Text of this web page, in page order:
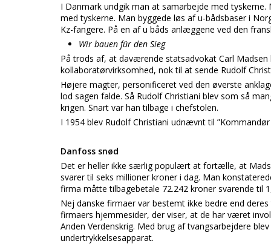
I Danmark undgik man at samarbejde med
med tyskerne. Man byggede løs af u-bådsbaser i
Kz-fangere. På en af u båds anlæggene ved den
Wir bauen für den Sieg
På trods af, at daværende statsadvokat Carl
kollaboratørvirksomhed, nok til at sende Rudolf
Højere magter, personificeret ved den øverste
lod sagen falde. Så Rudolf Christiani blev som så
krigen. Snart var han tilbage i chefstolen.
I 1954 blev Rudolf Christiani udnævnt til
Danfoss snød
Det er heller ikke særlig populært at fortælle, at
svarer til seks millioner kroner i dag. Man
firma måtte tilbagebetale 72.242 kroner svarende til
Nej danske firmaer var bestemt ikke bedre end
firmaers hjemmesider, der viser, at de har været
Anden Verdenskrig. Med brug af tvangsarbejdere
undertrykkelsesapparat.